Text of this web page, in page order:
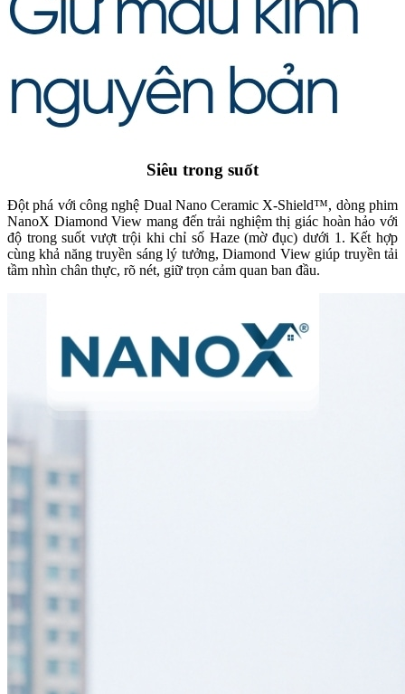
Siêu trong suốt
Đột phá với công nghệ Dual Nano Ceramic X-Shield™, dòng phim
NanoX Diamond View mang đến trải nghiệm thị giác hoàn hảo với
độ trong suốt vượt trội khi chỉ số Haze (mờ đục) dưới 1. Kết hợp
cùng khả năng truyền sáng lý tưởng, Diamond View giúp truyền tải
tầm nhìn chân thực, rõ nét, giữ trọn cảm quan ban đầu.